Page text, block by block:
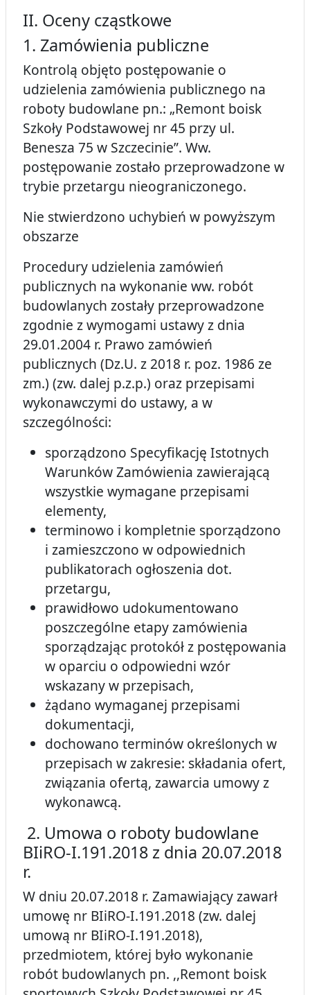
II. Oceny cząstkowe
1. Zamówienia publiczne
Kontrolą objęto postępowanie o
udzielenia zamówienia publicznego na
roboty budowlane pn.: „Remont boisk
Szkoły Podstawowej nr 45 przy ul.
Benesza 75 w Szczecinie”. Ww.
postępowanie zostało przeprowadzone w
trybie przetargu nieograniczonego.
Nie stwierdzono uchybień w powyższym
obszarze
Procedury udzielenia zamówień
publicznych na wykonanie ww. robót
budowlanych zostały przeprowadzone
zgodnie z wymogami ustawy z dnia
29.01.2004 r. Prawo zamówień
publicznych (Dz.U. z 2018 r. poz. 1986 ze
zm.) (zw. dalej p.z.p.) oraz przepisami
wykonawczymi do ustawy, a w
szczególności:
sporządzono Specyfikację Istotnych
Warunków Zamówienia zawierającą
wszystkie wymagane przepisami
elementy,
terminowo i kompletnie sporządzono
i zamieszczono w odpowiednich
publikatorach ogłoszenia dot.
przetargu,
prawidłowo udokumentowano
poszczególne etapy zamówienia
sporządzając protokół z postępowania
w oparciu o odpowiedni wzór
wskazany w przepisach,
żądano wymaganej przepisami
dokumentacji,
dochowano terminów określonych w
przepisach w zakresie: składania ofert,
związania ofertą, zawarcia umowy z
wykonawcą.
2. Umowa o roboty budowlane
BIiRO-I.191.2018 z dnia 20.07.2018
r.
W dniu 20.07.2018 r. Zamawiający zawarł
umowę nr BIiRO-I.191.2018 (zw. dalej
umową nr BIiRO-I.191.2018),
przedmiotem, której było wykonanie
robót budowlanych pn. ,,Remont boisk